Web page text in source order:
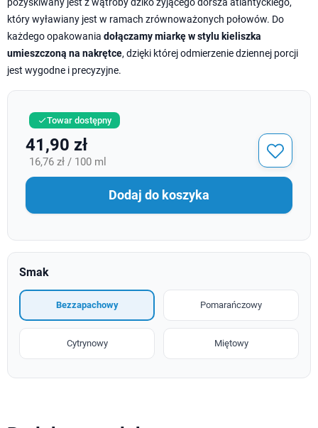
który wyławiany jest w ramach zrównoważonych połowów. Do
każdego opakowania dołączamy miarkę w stylu kieliszka
umieszczoną na nakrętce, dzięki której odmierzenie dziennej porcji
jest wygodne i precyzyjne.
Towar dostępny
41,90 zł
16,76 zł / 100 ml
Dodaj do koszyka
Smak
Bezzapachowy Pomarańczowy
Cytrynowy Miętowy